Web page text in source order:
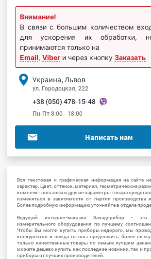
Внимание!
В связи с большим количеством
для ускорения их обработки,
принимаются только на
Email, Viber и через кнопку Заказать
Украина, Львов
ул. Городоцкая, 222
+38 (050) 478-15-48
Пн-Пт 8:00 - 18:00
Написать нам
Вся текстовая и графическая информация на сайте
характер. Цвет, оттенок, материал, геометрические
комплект поставки и другие параметры товара
изменяться в зависимости от партии производства
Более подробную информацию уточняйте в отделе
Ведущий интернет-магазин Западприбор -
измерительного оборудования по лучшему
Чтобы Вы могли купить приборы недорого, мы
конкурентов и всегда готовы предложить более
только качественные товары по самым лучшим
можете дешево купить как последние новинки, так и
приборы от лучших производителей.